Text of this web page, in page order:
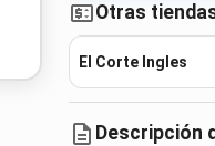
Otras
El Corte Ingles
Descripción